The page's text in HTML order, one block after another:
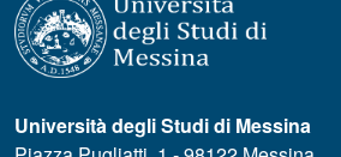
Università degli Studi di Messina